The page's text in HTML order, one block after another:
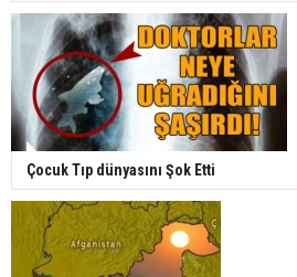
Çocuk Tıp dünyasını Şok Etti